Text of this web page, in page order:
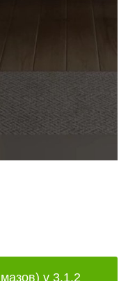
v 3.1.2